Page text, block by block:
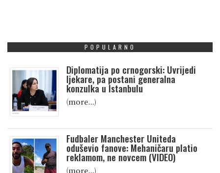
POPULARNO
Diplomatija po crnogorski: Uvrijedi
ljekare, pa postani generalna
konzulka u Istanbulu
(more…)
Fudbaler Manchester Uniteda
oduševio fanove: Mehaničaru platio
reklamom, ne novcem (VIDEO)